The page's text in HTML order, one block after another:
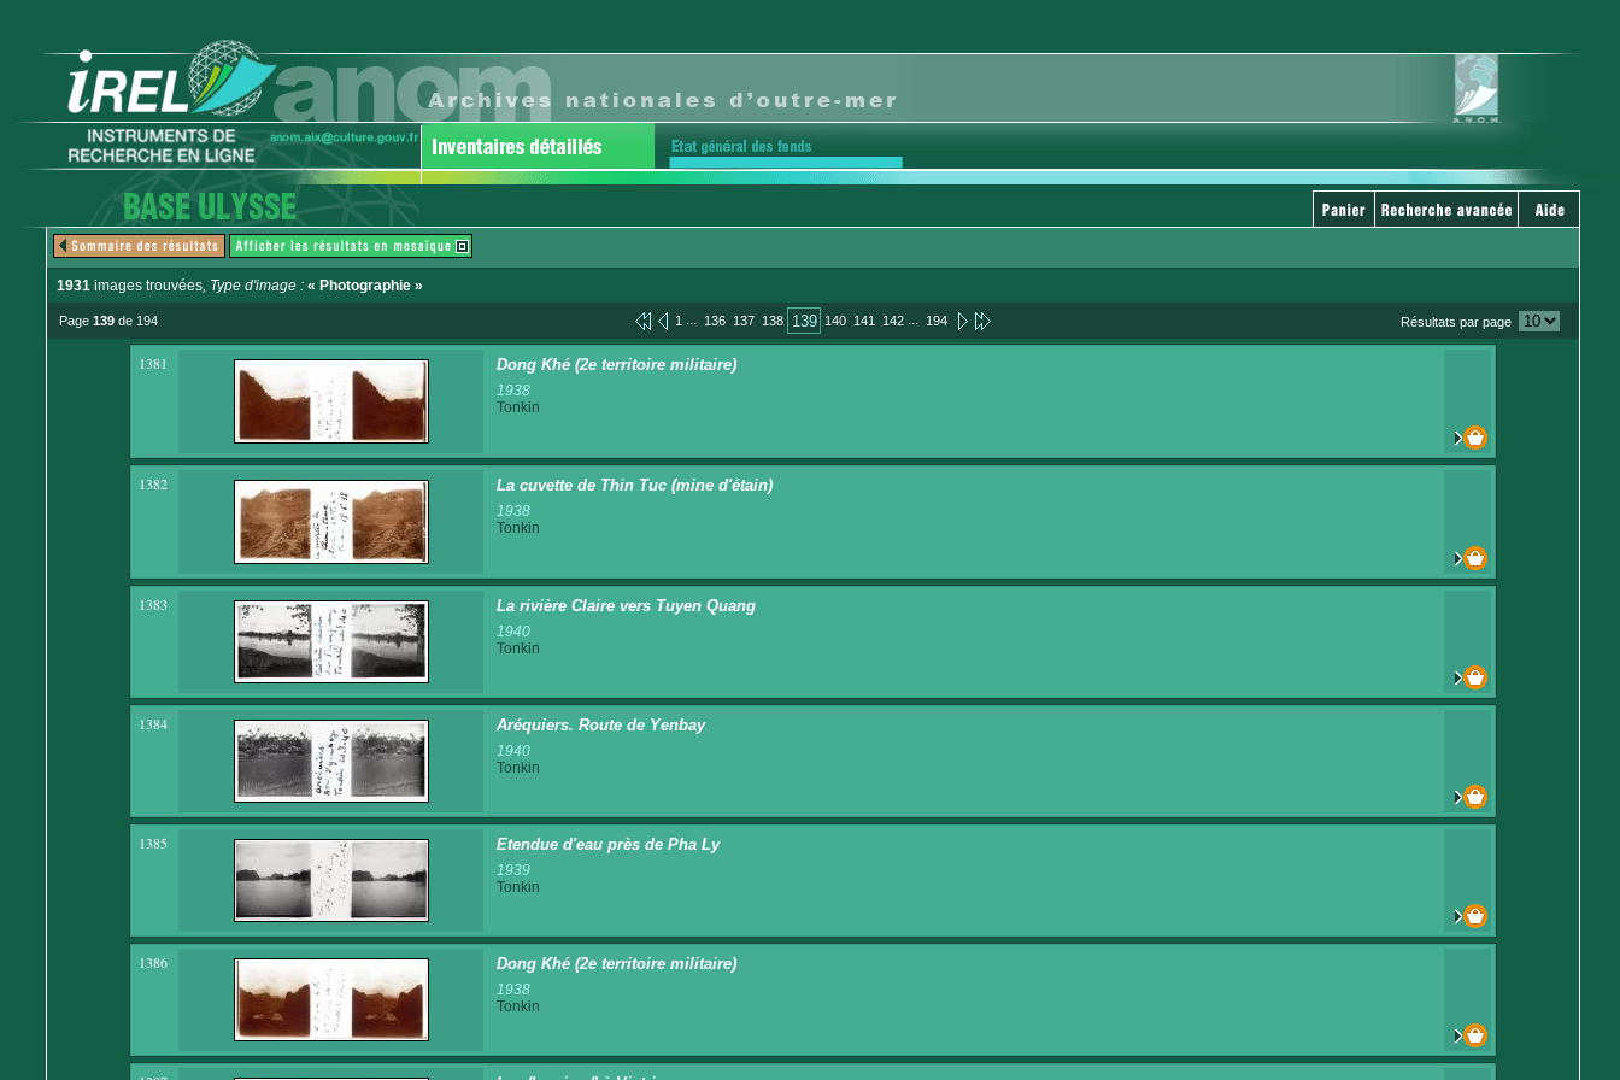
1931 images trouvées, Type d'image : « Photographie »
Page 139 de 194 1 ... 136 137 138 139 140 141 142 ... 194 Résultats par page
1381 Dong Khé (2e territoire militaire)
1938
Tonkin
1382 La cuvette de Thin Tuc (mine d'étain)
1938
Tonkin
1383 La rivière Claire vers Tuyen Quang
1940
Tonkin
1384 Aréquiers. Route de Yenbay
1940
Tonkin
1385 Etendue d'eau près de Pha Ly
1939
Tonkin
1386 Dong Khé (2e territoire militaire)
1938
Tonkin